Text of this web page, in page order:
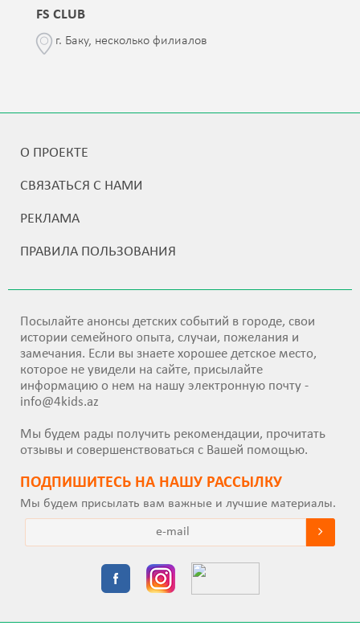
FS CLUB
г. Баку, несколько филиалов
О ПРОЕКТЕ
СВЯЗАТЬСЯ С НАМИ
РЕКЛАМА
ПРАВИЛА ПОЛЬЗОВАНИЯ
Посылайте анонсы детских событий в городе, свои
истории семейного опыта, случаи, пожелания и
замечания. Если вы знаете хорошее детское место,
которое не увидели на сайте, присылайте
информацию о нем на нашу электронную почту -
info@4kids.az
Мы будем рады получить рекомендации, прочитать
отзывы и совершенствоваться с Вашей помощью.
ПОДПИШИТEСЬ НА НАШУ РАССЫЛКУ
Мы будем присылать вам важные и лучшие материалы.